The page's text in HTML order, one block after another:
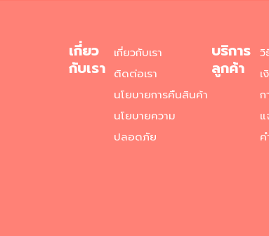
เกี่ยว
กับเรา
เกี่ยวกับเรา
ติดต่อเรา
นโยบายการคืนสินค้า
นโยบายความ
ปลอดภัย
บริการ
ลูกค้า
วิ
เ
ก
แ